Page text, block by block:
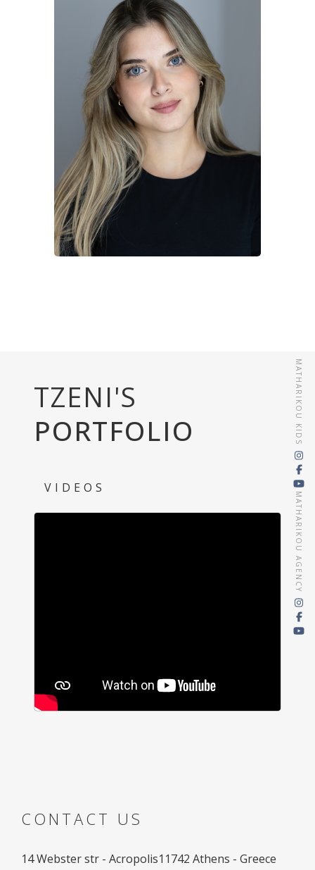
TZENI'S
PORTFOLIO
VIDEOS
CONTACT US
14 Webster str - Acropolis11742 Athens - Greece
MATHARIKOU KIDS
MATHARIKOU AGENCY